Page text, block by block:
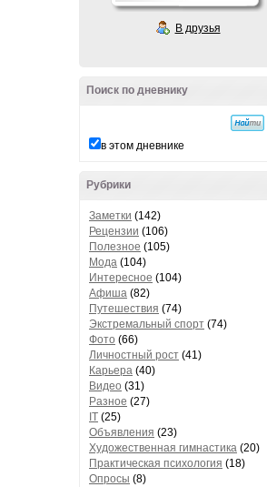
В друзья
Поиск по дневнику
в этом дневнике
Рубрики
Заметки (142)
Рецензии (106)
Полезное (105)
Мода (104)
Интересное (104)
Афиша (82)
Путешествия (74)
Экстремальный спорт (74)
Фото (66)
Личностный рост (41)
Карьера (40)
Видео (31)
Разное (27)
IT (25)
Объявления (23)
Художественная гимнастика (20)
Практическая психология (18)
Опросы (8)